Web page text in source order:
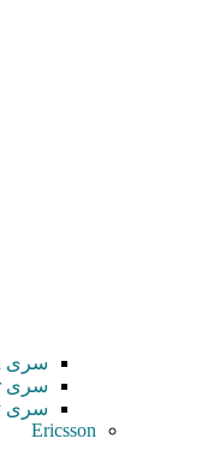
سری Horizon
سری AirPair
سری Harmony
Ericsson